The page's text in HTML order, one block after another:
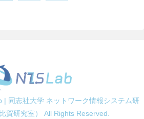
同志社大学 ネットワーク情報システム研
賀研究室） All Rights Reserved.